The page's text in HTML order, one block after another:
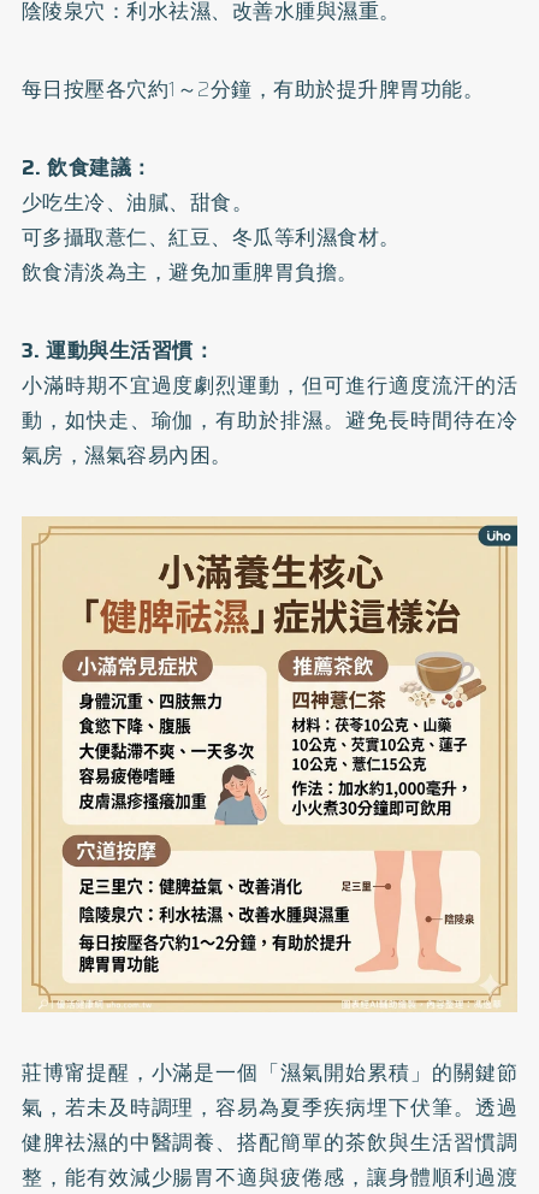
陰陵泉穴：利水祛濕、改善水腫與濕重。
每日按壓各穴約1～2分鐘，有助於提升脾胃功能。
2. 飲食建議：
少吃生冷、油膩、甜食。
可多攝取薏仁、紅豆、冬瓜等利濕食材。
飲食清淡為主，避免加重脾胃負擔。
3. 運動與生活習慣：
小滿時期不宜過度劇烈運動，但可進行適度流汗的活
動，如快走、瑜伽，有助於排濕。避免長時間待在冷
氣房，濕氣容易內困。
莊博甯提醒，小滿是一個「濕氣開始累積」的關鍵節
氣，若未及時調理，容易為夏季疾病埋下伏筆。透過
健脾祛濕的中醫調養、搭配簡單的茶飲與生活習慣調
整，能有效減少腸胃不適與疲倦感，讓身體順利過渡